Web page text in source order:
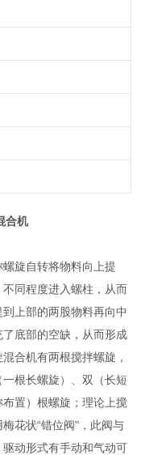
合机
旋自转将物料向上提
同程度进入螺柱，从而
上部的两股物料再向中
底部的空缺，从而形成
合机有两根搅拌螺旋，
根长螺旋）、双（长短
置）根螺旋；理论上搅
花状“错位阀"，此阀与
动形式有手动和气动可